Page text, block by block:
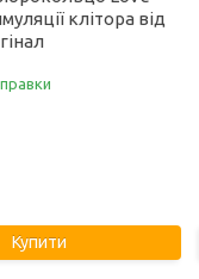
клітора від
Купити